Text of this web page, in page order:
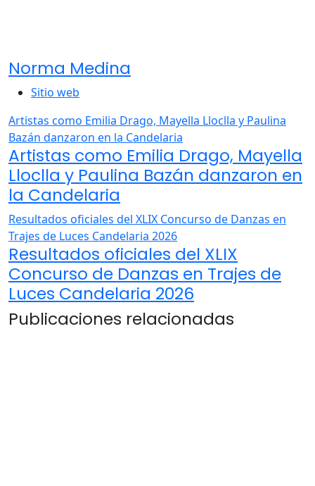
Norma Medina
Sitio web
Artistas como Emilia Drago, Mayella Lloclla y Paulina
Bazán danzaron en la Candelaria
Artistas como Emilia Drago, Mayella
Lloclla y Paulina Bazán danzaron en
la Candelaria
Resultados oficiales del XLIX Concurso de Danzas en
Trajes de Luces Candelaria 2026
Resultados oficiales del XLIX
Concurso de Danzas en Trajes de
Luces Candelaria 2026
Publicaciones relacionadas